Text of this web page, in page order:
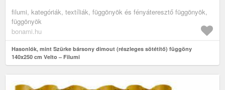
filumi, kategóriák, textíliák, függönyök és fényáteresztő függönyök,
függönyök
bonami.hu
Hasonlók, mint Szürke bársony dimout (részleges sötétítő) függöny
140x250 cm Velto – Filumi